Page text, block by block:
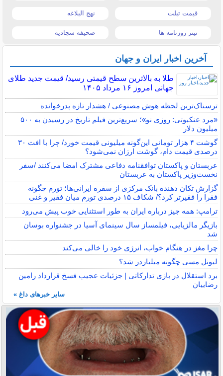
قیمت تبلت نهج البلاغه
تیتر روزنامه ها صحیفه سجادیه
آخرین اخبار ایران و جهان
طلا به بالاترین سطح قیمتی رسید/ قیمت جدید طلای
جهانی امروز ۱۶ مرداد ۱۴۰۵
ترسناک‌ترین لحظه هوش مصنوعی / هشدار تازه پدرخوانده
«مرد عنکبوتی: روزی نو»؛ سریع‌ترین فیلم تاریخ در رسیدن به ۵۰۰
میلیون دلار
گوشت ۴ هزار تومانی این‌گونه میلیونی قیمت خورد/ چرا با افت ۳۰
درصدی قیمت دام، گوشت ارزان نمی‌شود؟
عربستان و پاکستان توافقنامه دفاعی مشترک امضا می‌کنند /سفر
نخست‌وزیر پاکستان به عربستان
گزارش تکان‌ دهنده بانک مرکزی از سفره ایرانی‌ها؛ تورم چگونه
فقرا را فقیرتر کرد؟/ شکاف ۱۵ درصدی تورم میان فقیر و غنی
ترامپ: همه چیز درباره ایران به طور استثنایی خوب پیش می‌رود
بازیگر مالزیایی، فیلمساز سال سینمای آسیا در جشنواره بوسان
شد
چرا مغز در هنگام خواب، انرژی خود را خالی می‌کند
لیونل مسی چگونه میلیاردر شد؟
برد استقلال در بازی تدارکاتی | جزئیات عجیب فسخ قرارداد رامین
رضاییان
سایر خبرهای داغ »